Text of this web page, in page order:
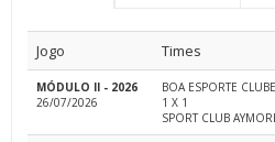
Jogo Times
MÓDULO II - 2026
26/07/2026
BOA ESPORTE CLUBE
1 X 1
SPORT CLUB